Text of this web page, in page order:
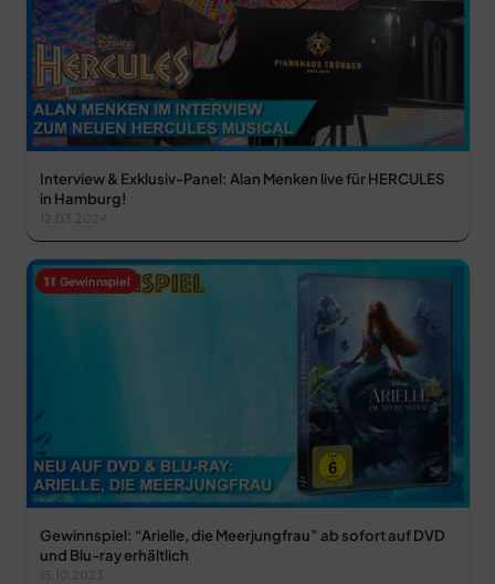
Interview & Exklusiv-Panel: Alan Menken live für HERCULES
in Hamburg!
Gewinnspiel
Gewinnspiel: “Arielle, die Meerjungfrau” ab sofort auf DVD
und Blu-ray erhältlich
15.10.2023